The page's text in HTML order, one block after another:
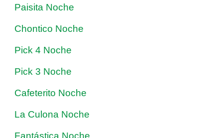
Paisita Noche
Chontico Noche
Pick 4 Noche
Pick 3 Noche
Cafeterito Noche
La Culona Noche
Fantástica Noche